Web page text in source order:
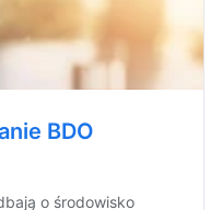
BDO
o środowisko